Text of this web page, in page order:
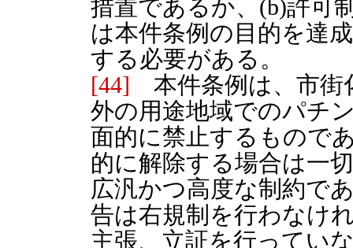
措置であるか、(b)許可
は本件条例の目的を達
する必要がある。
[44] 本件条例は、市街
外の用途地域でのパチ
面的に禁止するもので
的に解除する場合は一
広汎かつ高度な制約で
告は右規制を行わなけ
主張、立証を行ってい